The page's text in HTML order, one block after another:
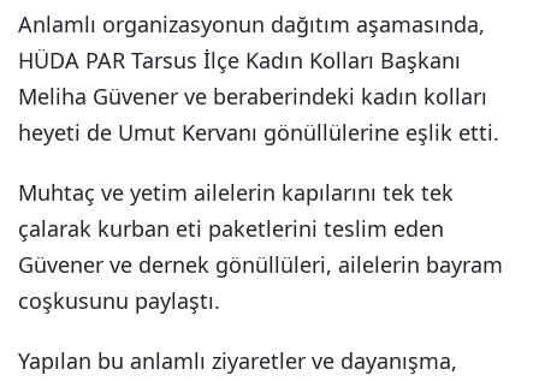
Anlamlı organizasyonun dağıtım aşamasında,
HÜDA PAR Tarsus İlçe Kadın Kolları Başkanı
Meliha Güvener ve beraberindeki kadın kolları
heyeti de Umut Kervanı gönüllülerine eşlik etti.
Muhtaç ve yetim ailelerin kapılarını tek tek
çalarak kurban eti paketlerini teslim eden
Güvener ve dernek gönüllüleri, ailelerin bayram
coşkusunu paylaştı.
Yapılan bu anlamlı ziyaretler ve dayanışma,